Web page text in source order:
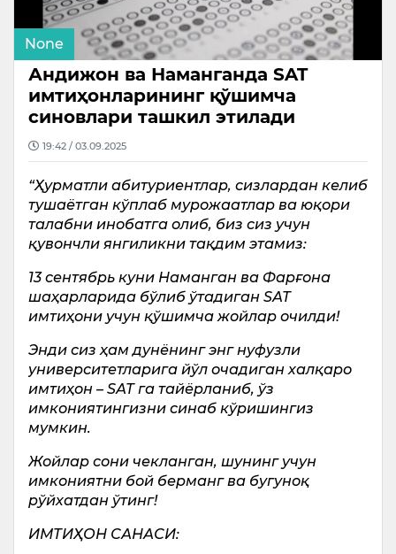
None
Андижон ва Наманганда SAT
имтиҳонларининг қўшимча
синовлари ташкил этилади
19:42 / 03.09.2025
“Ҳурматли абитуриентлар, сизлардан келиб
тушаётган кўплаб мурожаатлар ва юқори
талабни инобатга олиб, биз сиз учун
қувончли янгиликни тақдим этамиз:
13 сентябрь куни Наманган ва Фарғона
шаҳарларида бўлиб ўтадиган SАТ
имтиҳони учун қўшимча жойлар очилди!
Энди сиз ҳам дунёнинг энг нуфузли
университетларига йўл очадиган халқаро
имтиҳон – SАТ га тайёрланиб, ўз
имкониятингизни синаб кўришингиз
мумкин.
Жойлар сони чекланган, шунинг учун
имкониятни бой берманг ва бугуноқ
рўйхатдан ўтинг!
ИМТИҲОН САНАСИ: